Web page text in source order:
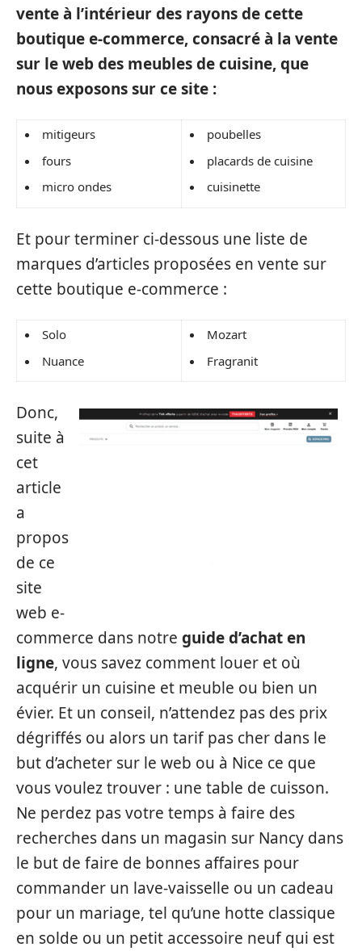
vente à l’intérieur des rayons de cette
boutique e-commerce, consacré à la vente
sur le web des meubles de cuisine, que
nous exposons sur ce site :
mitigeurs
fours
micro ondes
poubelles
placards de cuisine
cuisinette
Et pour terminer ci-dessous une liste de
marques d’articles proposées en vente sur
cette boutique e-commerce :
Solo
Nuance
Mozart
Fragranit
Donc,
suite à
cet
article
a
propos
de ce
site
web e-
commerce dans notre guide d’achat en
ligne, vous savez comment louer et où
acquérir un cuisine et meuble ou bien un
évier. Et un conseil, n’attendez pas des prix
dégriffés ou alors un tarif pas cher dans le
but d’acheter sur le web ou à Nice ce que
vous voulez trouver : une table de cuisson.
Ne perdez pas votre temps à faire des
recherches dans un magasin sur Nancy dans
le but de faire de bonnes affaires pour
commander un lave-vaisselle ou un cadeau
pour un mariage, tel qu’une hotte classique
en solde ou un petit accessoire neuf qui est